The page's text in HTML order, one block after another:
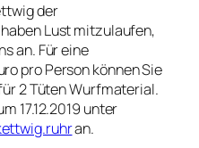
der
Lust mitzulaufen,
an. Für eine
pro Person können Sie
2 Tüten Wurfmaterial.
17.12.2019 unter
an.